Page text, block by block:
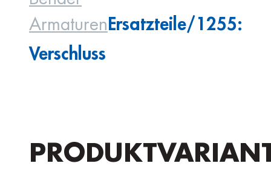
ArmaturenErsatzteile/1255:
Verschluss